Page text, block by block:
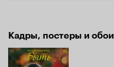
Кадры, постеры и обои